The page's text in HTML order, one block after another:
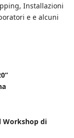
Installazioni
e e alcuni
Workshop di